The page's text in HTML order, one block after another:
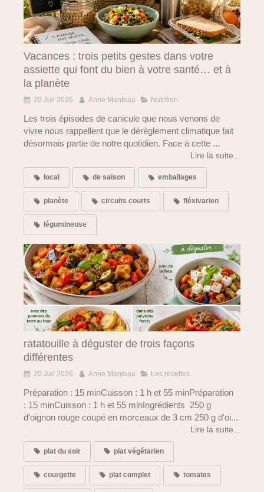
Vacances : trois petits gestes dans votre
assiette qui font du bien à votre santé… et à
la planète
20 Juil 2026 Anne Manteau Nutrition
Les trois épisodes de canicule que nous venons de
vivre nous rappellent que le dérèglement climatique fait
désormais partie de notre quotidien. Face à cette ...
Lire la suite...
local de saison emballages
planète circuits courts fléxivarien
légumineuse
ratatouille à déguster de trois façons
différentes
20 Juil 2026 Anne Manteau Les recettes
Préparation : 15 minCuisson : 1 h et 55 minPréparation
: 15 minCuisson : 1 h et 55 minIngrédients 250 g
d'oignon rouge coupé en morceaux de 3 cm 250 g d'oi...
Lire la suite...
plat du soir plat végétarien
courgette plat complet tomates